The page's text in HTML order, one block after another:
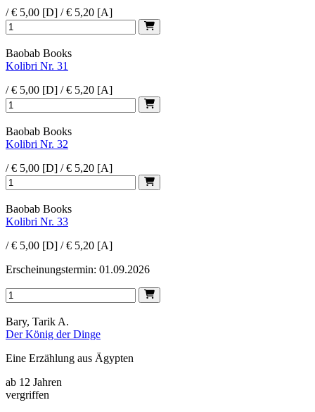
/ € 5,00 [D] / € 5,20 [A]
Baobab Books
Kolibri Nr. 31
/ € 5,00 [D] / € 5,20 [A]
Baobab Books
Kolibri Nr. 32
/ € 5,00 [D] / € 5,20 [A]
Baobab Books
Kolibri Nr. 33
/ € 5,00 [D] / € 5,20 [A]
Erscheinungstermin: 01.09.2026
Bary, Tarik A.
Der König der Dinge
Eine Erzählung aus Ägypten
ab 12 Jahren
vergriffen